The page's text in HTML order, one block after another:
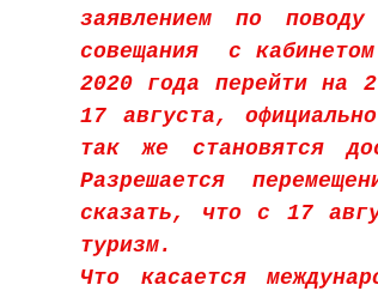
заявлением по
совещания  с
2020 года перейти на
17 августа,
так же становятся
Разрешается
сказать, что с 17
туризм.
Что касается